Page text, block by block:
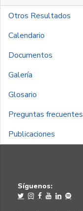
Otros Resultados
Calendario
Documentos
Galería
Glosario
Preguntas frecuentes
Publicaciones
Síguenos: